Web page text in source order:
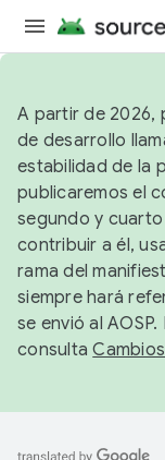
A partir de 2026,
de desarrollo
estabilidad de la
publicaremos el
segundo y
contribuir a él,
rama del
siempre hará
se envió al
consulta